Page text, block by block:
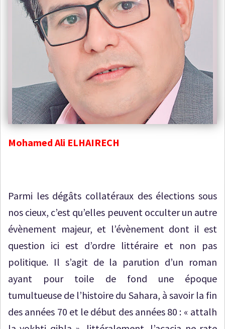
Mohamed Ali ELHAIRECH
Parmi les dégâts collatéraux des élections sous
nos cieux, c’est qu’elles peuvent occulter un autre
évènement majeur, et l’évènement dont il est
question ici est d’ordre littéraire et non pas
politique. Il s’agit de la parution d’un roman
ayant pour toile de fond une époque
tumultueuse de l’histoire du Sahara, à savoir la fin
des années 70 et le début des années 80 : « attalh